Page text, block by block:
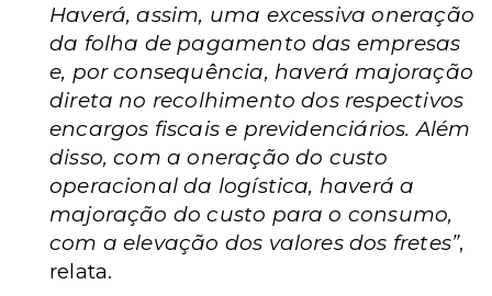
Haverá, assim, uma excessiva oneração
da folha de pagamento das empresas
e, por consequência, haverá majoração
direta no recolhimento dos respectivos
encargos fiscais e previdenciários. Além
disso, com a oneração do custo
operacional da logística, haverá a
majoração do custo para o consumo,
com a elevação dos valores dos fretes”,
relata.